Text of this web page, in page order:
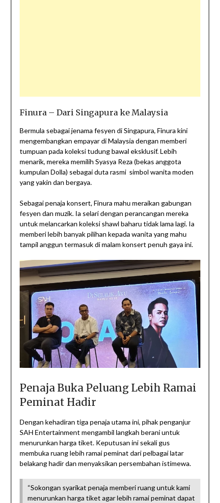
Finura – Dari Singapura ke Malaysia
Bermula sebagai jenama fesyen di Singapura, Finura kini
mengembangkan empayar di Malaysia dengan memberi
tumpuan pada koleksi tudung bawal eksklusif. Lebih
menarik, mereka memilih Syasya Reza (bekas anggota
kumpulan Dolla) sebagai duta rasmi simbol wanita moden
yang yakin dan bergaya.
Sebagai penaja konsert, Finura mahu meraikan gabungan
fesyen dan muzik. Ia selari dengan perancangan mereka
untuk melancarkan koleksi shawl baharu tidak lama lagi. Ia
memberi lebih banyak pilihan kepada wanita yang mahu
tampil anggun termasuk di malam konsert penuh gaya ini.
Penaja Buka Peluang Lebih Ramai
Peminat Hadir
Dengan kehadiran tiga penaja utama ini, pihak penganjur
SAH Entertainment mengambil langkah berani untuk
menurunkan harga tiket. Keputusan ini sekali gus
membuka ruang lebih ramai peminat dari pelbagai latar
belakang hadir dan menyaksikan persembahan istimewa.
“Sokongan syarikat penaja memberi ruang untuk kami
menurunkan harga tiket agar lebih ramai peminat dapat